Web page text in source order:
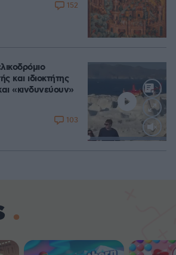
152
Loaded
και ιδιοκτήτης
«κινδυνεύουν»
103